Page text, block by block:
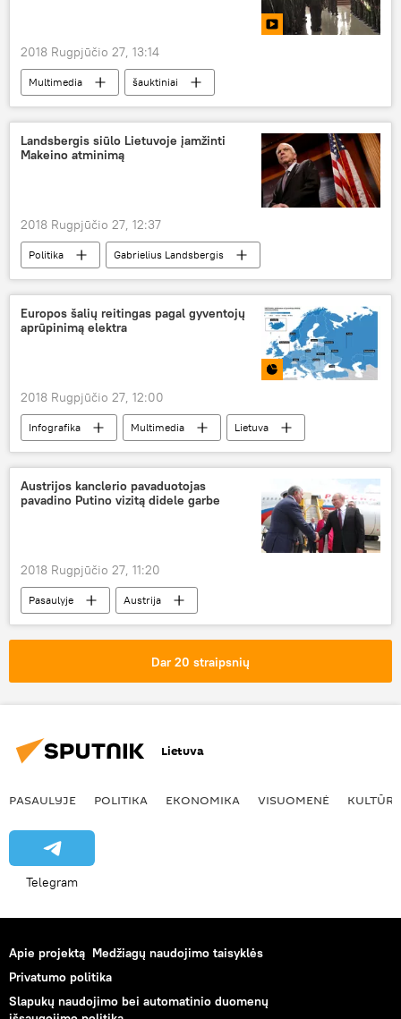
2018 Rugpjūčio 27, 13:14
Multimedia
šauktiniai
Nuolatinė privalomoji pradinė karo tarnyba
Landsbergis siūlo Lietuvoje įamžinti
Makeino atminimą
2018 Rugpjūčio 27, 12:37
Politika
Gabrielius Landsbergis
Džonas Makeinas
atminimo ženklas
Europos šalių reitingas pagal gyventojų
aprūpinimą elektra
2018 Rugpjūčio 27, 12:00
Infografika Multimedia
Lietuva
Europos Sąjunga
elektros energija
Austrijos kanclerio pavaduotojas
pavadino Putino vizitą didele garbe
2018 Rugpjūčio 27, 11:20
Pasaulyje
Austrija
Vladimiras Putinas
Dar 20 straipsnių
Lietuva
PASAULYJE POLITIKA EKONOMIKA VISUOMENĖ KULTŪRA
Telegram
Apie projektą Medžiagų naudojimo taisyklės
Privatumo politika
Slapukų naudojimo bei automatinio duomenų